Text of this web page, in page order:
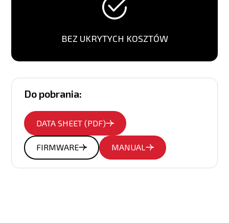
BEZ UKRYTYCH KOSZTÓW
Do pobrania:
DATA SHEET (PDF)
FIRMWARE MANUAL